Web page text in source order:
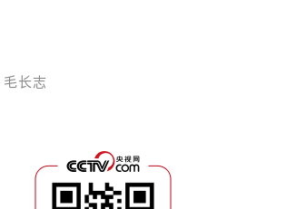
长志